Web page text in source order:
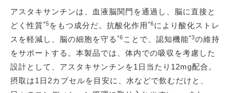
アスタキサンチンは、血液脳関門を通過し、脳に直接と
どく性質*5 をもつ成分だ。抗酸化作用*6により酸化ストレ
スを軽減し、脳の細胞を守る *6 ことで、認知機能*3の維持
をサポートする。本製品では、体内での吸収を考慮した
設計として、アスタキサンチンを1日当たり12mg配合。
摂取は1日2カプセルを目安に、水などで飲むだけと、